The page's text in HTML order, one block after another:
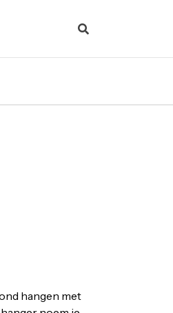
hangen met